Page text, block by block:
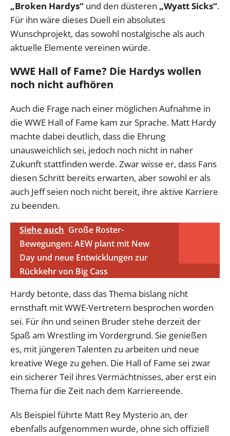
„Broken Hardys“ und den düsteren „Wyatt Sicks“.
Für ihn wäre dieses Duell ein absolutes
Wunschprojekt, das sowohl nostalgische als auch
aktuelle Elemente vereinen würde.
WWE Hall of Fame? Die Hardys wollen
noch nicht aufhören
Auch die Frage nach einer möglichen Aufnahme in
die WWE Hall of Fame kam zur Sprache. Matt Hardy
machte dabei deutlich, dass die Ehrung
unausweichlich sei, jedoch noch nicht in naher
Zukunft stattfinden werde. Zwar wisse er, dass Fans
diesen Schritt bereits erwarten, aber sowohl er als
auch Jeff seien noch nicht bereit, ihre aktive Karriere
zu beenden.
Siehe auch Große Roster-
Bewegungen: AEW plant mit New
Day und neue Entwicklungen zur
Rückkehr von Big Cass
Hardy betonte, dass das Thema bislang nicht
ernsthaft mit WWE-Vertretern besprochen worden
sei. Für ihn und seinen Bruder stehe derzeit der
Spaß am Wrestling im Vordergrund. Sie genießen
es, mit jüngeren Talenten zu arbeiten und neue
kreative Wege zu gehen. Die Hall of Fame sei zwar
ein sicherer Teil ihres Vermächtnisses, aber erst ein
Thema für die Zeit nach dem Karriereende.
Als Beispiel führte Matt Rey Mysterio an, der
ebenfalls aufgenommen wurde, ohne sich offiziell